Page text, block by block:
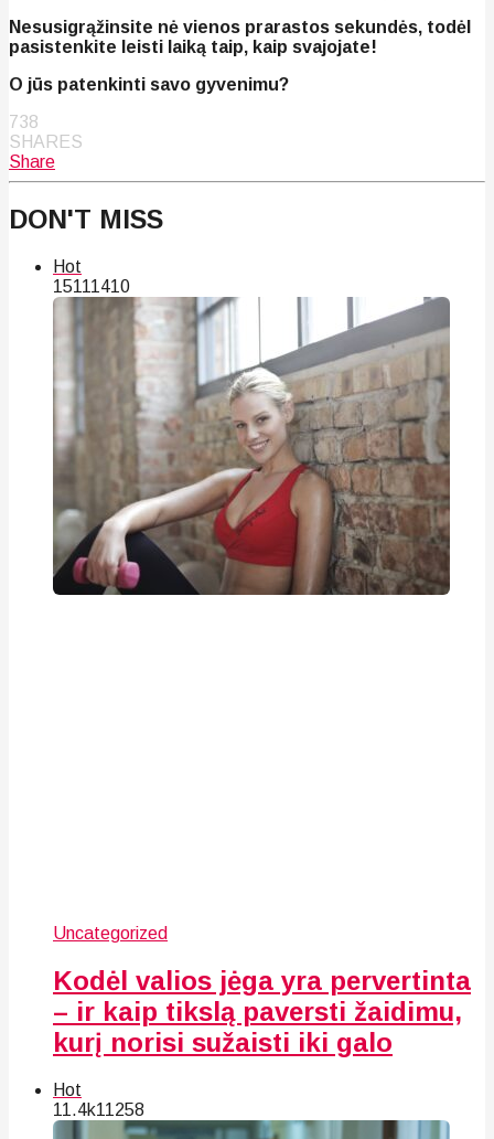
Nesusigrąžinsite nė vienos prarastos sekundės, todėl
pasistenkite leisti laiką taip, kaip svajojate!
O jūs patenkinti savo gyvenimu?
738
SHARES
Share
DON'T MISS
Hot
151 11410
Uncategorized
Kodėl valios jėga yra pervertinta
– ir kaip tikslą paversti žaidimu,
kurį norisi sužaisti iki galo
Hot
11.4k11258